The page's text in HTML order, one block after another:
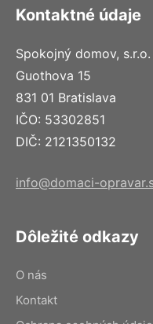
Kontaktné údaje
Spokojný domov, s.r.o.
Guothova 15
831 01 Bratislava
IČO: 53302851
DIČ: 2121350132
info@domaci-
Dôležité odkazy
O nás
Kontakt